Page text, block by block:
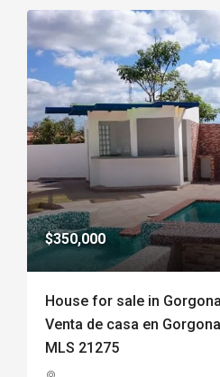
$350,000
House for sale in
Venta de casa en
MLS 21275